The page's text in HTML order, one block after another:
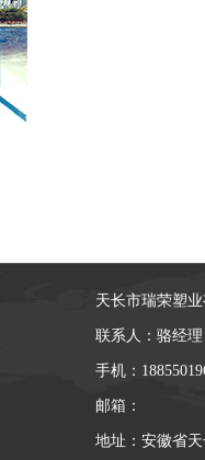
天长市瑞荣塑
联系人：骆经理
手机：
邮箱：
地址：安徽省